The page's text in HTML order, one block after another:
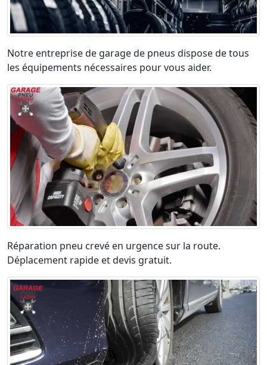
Notre entreprise de garage de pneus dispose de tous
les équipements nécessaires pour vous aider.
Réparation pneu crevé en urgence sur la route.
Déplacement rapide et devis gratuit.